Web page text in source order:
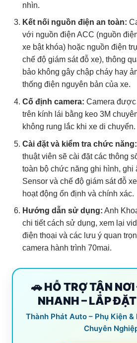
nhìn.
Kết nối nguồn điện an toàn:
với nguồn điện ACC (nguồn
xe bật khóa) hoặc nguồn điện
chế độ giám sát đỗ xe), thông
bảo không gây chập cháy hay
thống điện nguyên bản của xe.
Cố định camera: Camera được
trên kính lái bằng keo 3M
không rung lắc khi xe di chuyển.
Cài đặt và kiểm tra chức năng:
thuật viên sẽ cài đặt các thông
toàn bộ chức năng ghi hình, ghi
Sensor và chế độ giám sát đỗ
hoạt động ổn định và chính xác.
Hướng dẫn sử dụng: Anh
chi tiết cách sử dụng, xem lại
điện thoại và các lưu ý quan
camera hành trình 70mai.
🚗 HỖ TRỢ TẬN
NHANH – LẮP
Thành Phát Auto – Phụ Kiện &
Chuyên